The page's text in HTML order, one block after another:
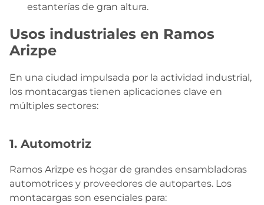
estanterías de gran altura.
Usos industriales en Ramos
Arizpe
En una ciudad impulsada por la actividad industrial,
los montacargas tienen aplicaciones clave en
múltiples sectores:
1. Automotriz
Ramos Arizpe es hogar de grandes ensambladoras
automotrices y proveedores de autopartes. Los
montacargas son esenciales para: